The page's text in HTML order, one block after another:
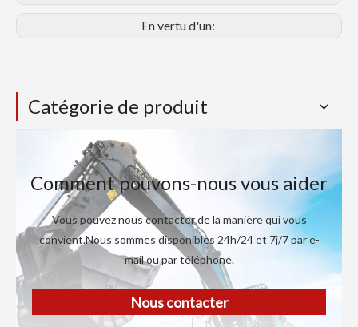
En vertu d'un:
Catégorie de produit
Comment pouvons-nous vous aider
Vous pouvez nous contacter de la manière qui vous
convient.Nous sommes disponibles 24h/24 et 7j/7 par e-
mail ou par téléphone.
Nous contacter